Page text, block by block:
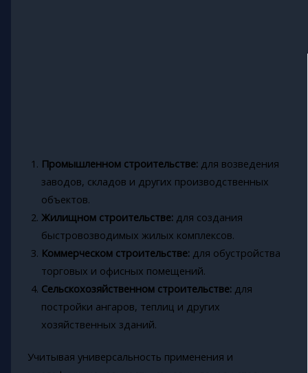
Промышленном строительстве:для возведения
заводов, складов и других производственных
объектов.
Жилищном строительстве:для создания
быстровозводимых жилых комплексов.
Коммерческом строительстве:для обустройства
торговых и офисных помещений.
Сельскохозяйственном строительстве:для
постройки ангаров, теплиц и других
хозяйственных зданий.
Учитывая универсальность применения и